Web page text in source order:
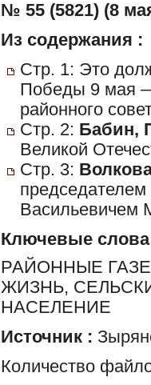
№ 55 (5821) (8
Из содержания :
Стр. 1: Это
Победы 9 мая
районного
Стр. 2: Бабин,
Великой
Стр. 3:
председателем
Васильевичем
Ключевые слова
РАЙОННЫЕ
ЖИЗНЬ,
НАСЕЛЕНИЕ
Источник :
Количество